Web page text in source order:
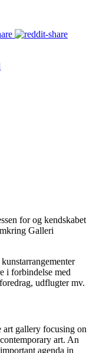
for og kendskabet
Galleri
i forbindelse med
udflugter mv.
gallery focusing on
art. An
agenda in